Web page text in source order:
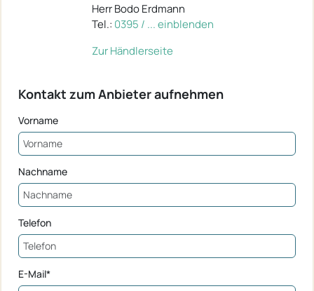
Herr Bodo Erdmann
Tel.: 0395 / ... einblenden
Zur Händlerseite
Kontakt zum Anbieter aufnehmen
Vorname
Nachname
Telefon
E-Mail*